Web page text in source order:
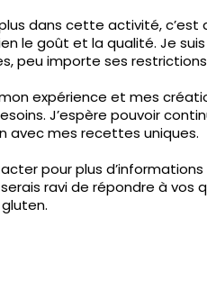
dans cette activité,
le goût et la qualité. Je
peu importe ses
expérience et mes
J’espère pouvoir
avec mes recettes uniques.
pour plus
ravi de répondre à vos